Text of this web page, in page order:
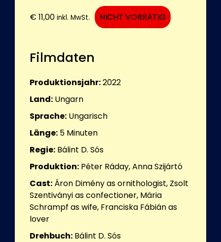
€ 11,00 inkl. MwSt. NICHT VORRÄTIG
Filmdaten
Produktionsjahr:2022
Land: Ungarn
Sprache: Ungarisch
Länge: 5 Minuten
Regie: Bálint D. Sós
Produktion: Péter Ráday, Anna Szijártó
Cast: Áron Dimény as ornithologist, Zsolt
Szentiványi as confectioner, Mária
Schrampf as wife, Franciska Fábián as
lover
Drehbuch: Bálint D. Sós